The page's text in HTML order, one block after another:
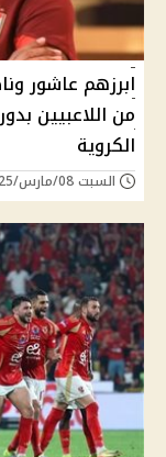
ابرزهم عاشور
من اللاعبيين
الكروية
السبت 08/مارس/2025 - 03:07 م